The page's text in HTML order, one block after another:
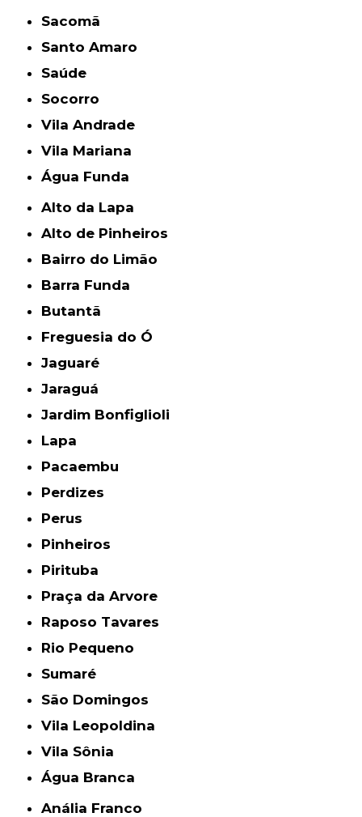
Sacomã
Santo Amaro
Saúde
Socorro
Vila Andrade
Vila Mariana
Água Funda
Alto da Lapa
Alto de Pinheiros
Bairro do Limão
Barra Funda
Butantã
Freguesia do Ó
Jaguaré
Jaraguá
Jardim Bonfiglioli
Lapa
Pacaembu
Perdizes
Perus
Pinheiros
Pirituba
Praça da Arvore
Raposo Tavares
Rio Pequeno
Sumaré
São Domingos
Vila Leopoldina
Vila Sônia
Água Branca
Anália Franco